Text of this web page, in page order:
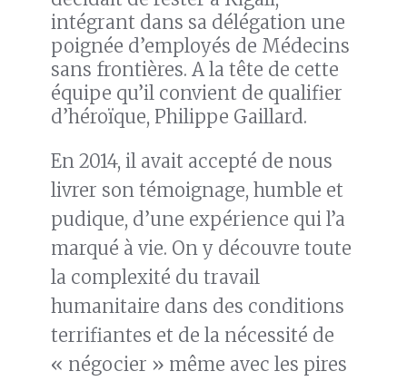
intégrant dans sa délégation une
poignée d’employés de Médecins
sans frontières. A la tête de cette
équipe qu’il convient de qualifier
d’héroïque, Philippe Gaillard.
En 2014, il avait accepté de nous
livrer son témoignage, humble et
pudique, d’une expérience qui l’a
marqué à vie. On y découvre toute
la complexité du travail
humanitaire dans des conditions
terrifiantes et de la nécessité de
« négocier » même avec les pires